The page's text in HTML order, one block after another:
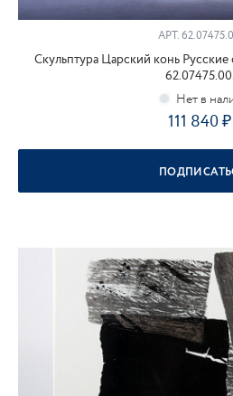
АРТ.
Скульптура Царский конь Русские
111 840